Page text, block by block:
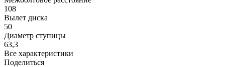
108
Вылет диска
50
Диаметр ступицы
63,3
Все характеристики
Поделиться